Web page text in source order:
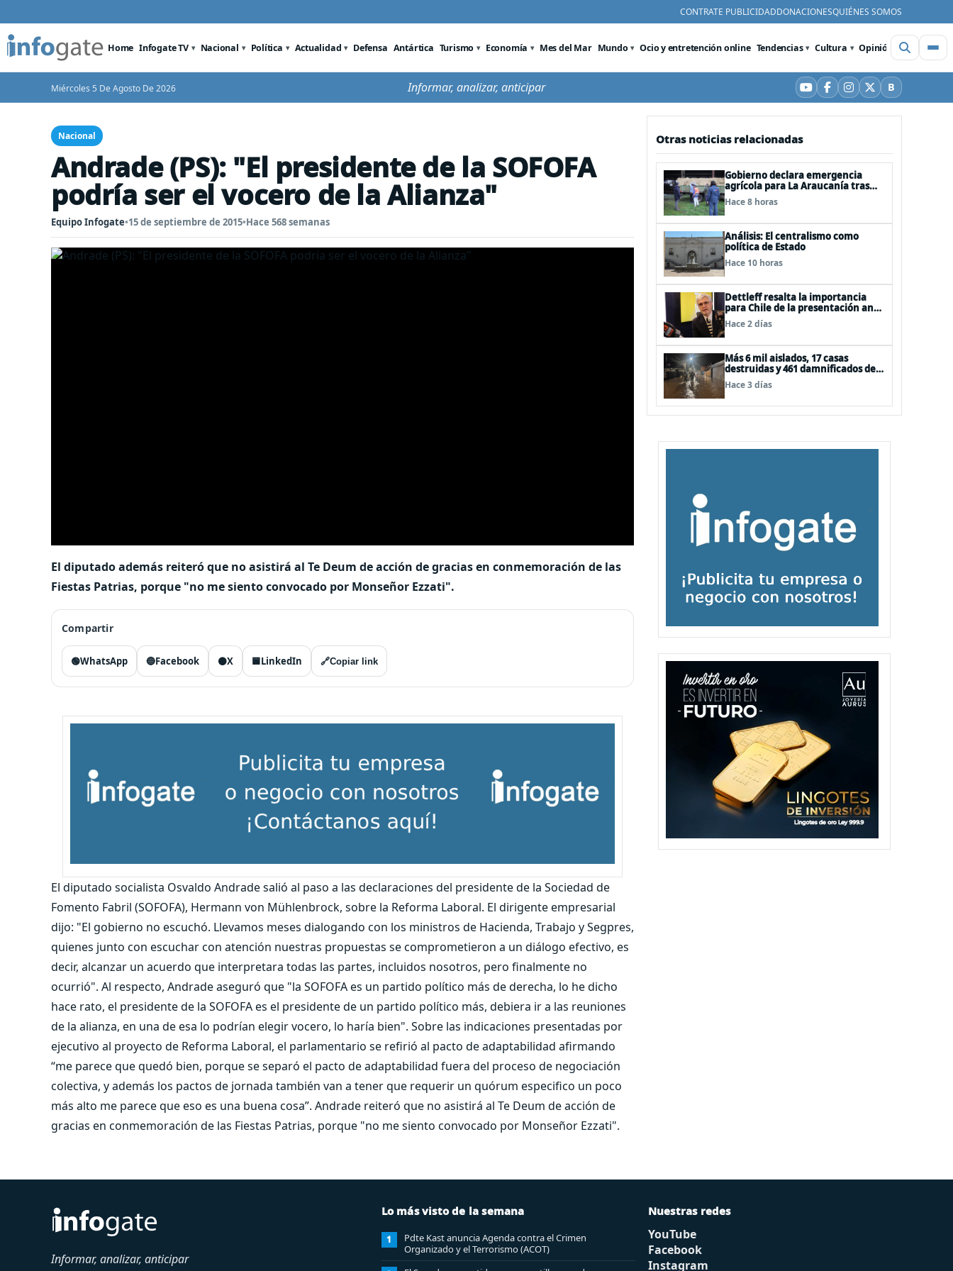
CONTRATE PUBLICIDADDONACIONESQUIÉNES SOMOS
Home Infogate TV Nacional Política Actualidad Defensa Antártica Turismo Economía Mes del Mar Mundo Ocio y entretención online Tendencias Cultura Opinión Videos
Miércoles 5 De Agosto De 2026 Informar, analizar, anticipar YouTube
Facebook
Instagram
X BBluesky
Nacional
Andrade (PS): "El presidente de la SOFOFA
podría ser el vocero de la Alianza"
Equipo Infogate•15 de septiembre de 2015•Hace 568 semanas
El diputado además reiteró que no asistirá al Te Deum de acción de gracias en conmemoración de las
Fiestas Patrias, porque "no me siento convocado por Monseñor Ezzati".
Compartir
🟢WhatsApp 🔵Facebook ⚫X 🟦LinkedIn 🔗Copiar link
El diputado socialista Osvaldo Andrade salió al paso a las declaraciones del presidente de la Sociedad de
Fomento Fabril (SOFOFA), Hermann von Mühlenbrock, sobre la Reforma Laboral. El dirigente empresarial
dijo: "El gobierno no escuchó. Llevamos meses dialogando con los ministros de Hacienda, Trabajo y Segpres,
quienes junto con escuchar con atención nuestras propuestas se comprometieron a un diálogo efectivo, es
decir, alcanzar un acuerdo que interpretara todas las partes, incluidos nosotros, pero finalmente no
ocurrió". Al respecto, Andrade aseguró que "la SOFOFA es un partido político más de derecha, lo he dicho
hace rato, el presidente de la SOFOFA es el presidente de un partido político más, debiera ir a las reuniones
de la alianza, en una de esa lo podrían elegir vocero, lo haría bien". Sobre las indicaciones presentadas por
ejecutivo al proyecto de Reforma Laboral, el parlamentario se refirió al pacto de adaptabilidad afirmando
“me parece que quedó bien, porque se separó el pacto de adaptabilidad fuera del proceso de negociación
colectiva, y además los pactos de jornada también van a tener que requerir un quórum especifico un poco
más alto me parece que eso es una buena cosa”. Andrade reiteró que no asistirá al Te Deum de acción de
gracias en conmemoración de las Fiestas Patrias, porque "no me siento convocado por Monseñor Ezzati".
Otras noticias relacionadas
Gobierno declara emergencia
agrícola para La Araucanía tras
desastres por pasos de sistemas
frontales
Hace 8 horas
Análisis: El centralismo como
política de Estado
Hace 10 horas
Dettleff resalta la importancia
para Chile de la presentación ante
la ONU de la Plataforma
Continental Extendida del
Hace 2 días
Más 6 mil aislados, 17 casas
destruidas y 461 damnificados deja
paso de nuevo sistema frontal
Hace 3 días
Informar, analizar, anticipar
Lo más visto de la semana
1
Pdte Kast anuncia Agenda contra el Crimen
Organizado y el Terrorismo (ACOT)
Nuestras redes
YouTube
Facebook
Instagram